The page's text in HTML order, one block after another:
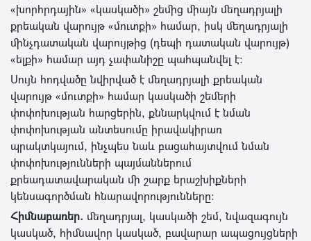
«խորհրդային» «կասկածի» շեմից միայն մեղադրյալի
քրեական վարույթ «մուտքի» համար, իսկ մեղադրյալի
մինչդատական վարույթից (դեպի դատական վարույթ)
«ելքի» համար այդ չափանիշը պահպանվել է։
Սույն հոդվածը նվիրված է մեղադրյալի քրեական
վարույթ «մուտքի» համար կասկածի շեմերի
փոփոխության հարցերին, քննարկվում է նման
փոփոխության անտեսումը իրավակիրառ
պրակտկայում, ինչպես նաև բացահայտվում նման
փոփոխությունների պայմաններում
քրեադատավարական մի շարք երաշխիքների
կենսագործման հնարավորությունները։
Հիմնաբառեր. մեղադրյալ, կասկածի շեմ, նվազագույն
կասկած, հիմնավոր կասկած, բավարար ապացույցների